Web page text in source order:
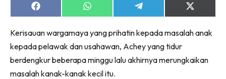
Share
on
Share
on
Share
on
Share
on
(Twitter)
Kerisauan wargamaya yang prihatin kepada masalah anak
kepada pelawak dan usahawan, Achey yang tidur
berdengkur beberapa minggu lalu akhirnya merungkaikan
masalah kanak-kanak kecil itu.